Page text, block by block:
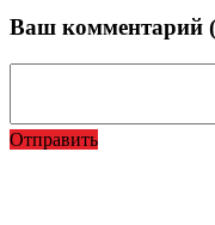
Ваш комментарий
Отправить